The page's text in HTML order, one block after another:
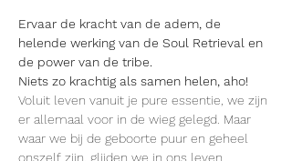
Ervaar de kracht van de adem, de
helende werking van de Soul Retrieval en
de power van de tribe.
Niets zo krachtig als samen helen, aho!
Voluit leven vanuit je pure essentie, we zijn
er allemaal voor in de wieg gelegd. Maar
waar we bij de geboorte puur en geheel
onszelf zijn, glijden we in ons leven